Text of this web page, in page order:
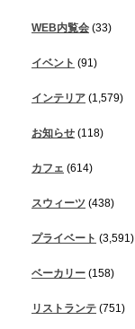
WEB内覧会 (33)
イベント (91)
インテリア (1,579)
お知らせ (118)
カフェ (614)
スウィーツ (438)
プライベート (3,591)
ベーカリー (158)
リストランテ (751)